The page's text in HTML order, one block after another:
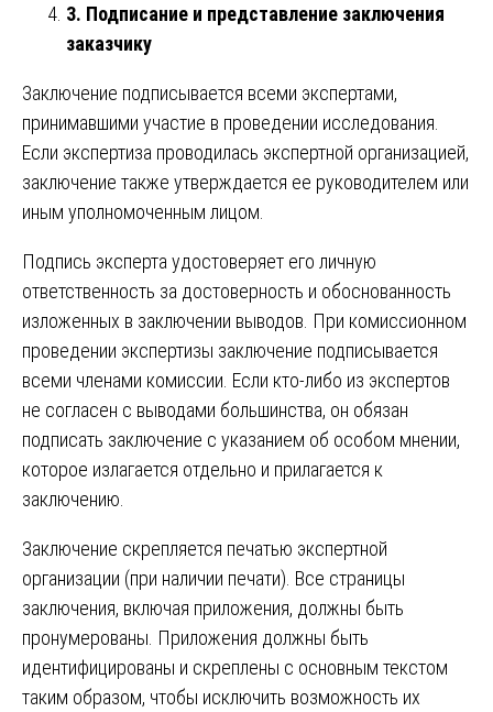
3. Подписание и представление заключения
заказчику
Заключение подписывается всеми экспертами,
принимавшими участие в проведении исследования.
Если экспертиза проводилась экспертной организацией,
заключение также утверждается ее руководителем или
иным уполномоченным лицом.
Подпись эксперта удостоверяет его личную
ответственность за достоверность и обоснованность
изложенных в заключении выводов. При комиссионном
проведении экспертизы заключение подписывается
всеми членами комиссии. Если кто-либо из экспертов
не согласен с выводами большинства, он обязан
подписать заключение с указанием об особом мнении,
которое излагается отдельно и прилагается к
заключению.
Заключение скрепляется печатью экспертной
организации (при наличии печати). Все страницы
заключения, включая приложения, должны быть
пронумерованы. Приложения должны быть
идентифицированы и скреплены с основным текстом
таким образом, чтобы исключить возможность их